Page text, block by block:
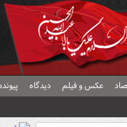
عکس و فیلم دیدگاه